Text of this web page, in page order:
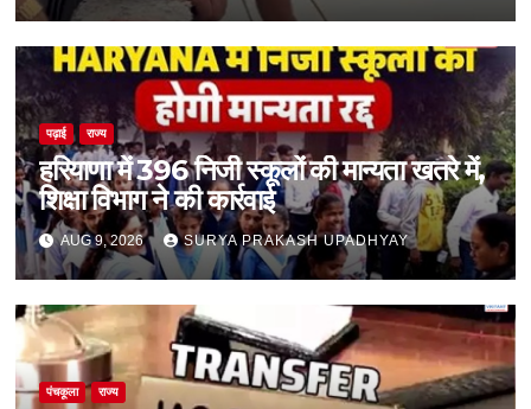
पढ़ाई राज्य
हरियाणा में 396 निजी स्कूलों की मान्यता खतरे में,
शिक्षा विभाग ने की कार्रवाई
AUG 9, 2026 SURYA PRAKASH UPADHYAY
पंचकूला राज्य